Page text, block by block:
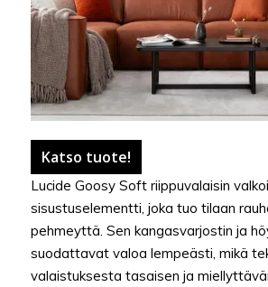
Katso tuote!
Lucide Goosy Soft riippuvalaisin
sisustuselementti, joka tuo tilaan
pehmeyttä. Sen kangasvarjostin ja
suodattavat valoa lempeästi, mikä
valaistuksesta tasaisen ja